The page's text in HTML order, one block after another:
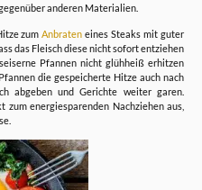
anderen Materialien.
zumAnbraten eines Steaks mit guter
das Fleisch diese nicht sofort entziehen
Pfannen nicht glühheiß erhitzen
die gespeicherte Hitze auch nach
abgeben und Gerichte weiter garen.
energiesparenden Nachziehen aus,